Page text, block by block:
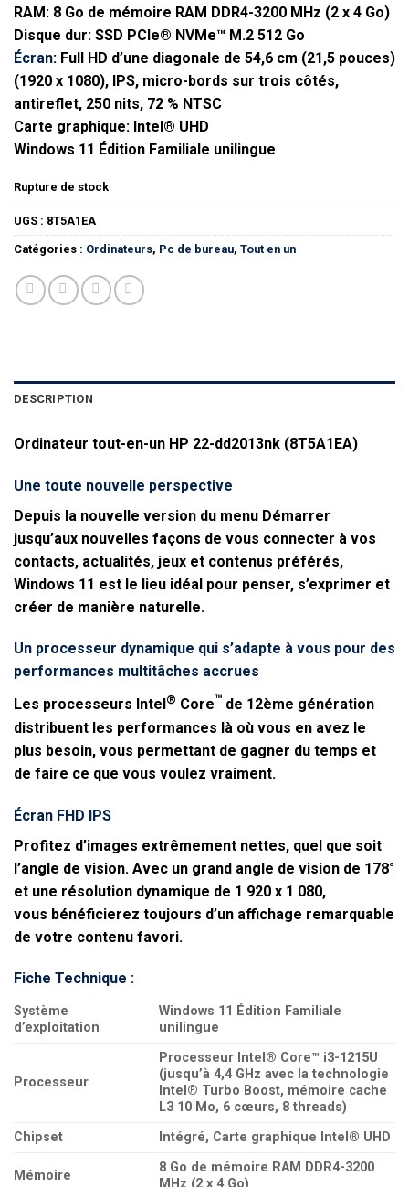
RAM: 8 Go de mémoire RAM DDR4-3200 MHz (2 x 4 Go)
Disque dur: SSD PCIe® NVMe™ M.2 512 Go
Écran: Full HD d’une diagonale de 54,6 cm (21,5 pouces)
(1920 x 1080), IPS, micro-bords sur trois côtés,
antireflet, 250 nits, 72 % NTSC
Carte graphique: Intel® UHD
Windows 11 Édition Familiale unilingue
Rupture de stock
UGS : 8T5A1EA
Catégories : Ordinateurs, Pc de bureau, Tout en un
DESCRIPTION
Ordinateur tout-en-un HP 22-dd2013nk (8T5A1EA)
Une toute nouvelle perspective
Depuis la nouvelle version du menu Démarrer
jusqu’aux nouvelles façons de vous connecter à vos
contacts, actualités, jeux et contenus préférés,
Windows 11 est le lieu idéal pour penser, s’exprimer et
créer de manière naturelle.
Un processeur dynamique qui s’adapte à vous pour des
performances multitâches accrues
Les processeurs Intel® Core™ de 12ème génération
distribuent les performances là où vous en avez le
plus besoin, vous permettant de gagner du temps et
de faire ce que vous voulez vraiment.
Écran FHD IPS
Profitez d’images extrêmement nettes, quel que soit
l’angle de vision. Avec un grand angle de vision de 178°
et une résolution dynamique de 1 920 x 1 080,
vous bénéficierez toujours d’un affichage remarquable
de votre contenu favori.
Fiche Technique :
Système
d’exploitation
Windows 11 Édition Familiale
unilingue
Processeur
Processeur Intel® Core™ i3-1215U
(jusqu’à 4,4 GHz avec la technologie
Intel® Turbo Boost, mémoire cache
L3 10 Mo, 6 cœurs, 8 threads)
Chipset
Intégré, Carte graphique Intel® UHD
Mémoire
8 Go de mémoire RAM DDR4-3200